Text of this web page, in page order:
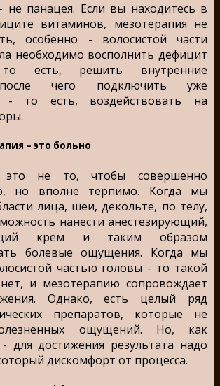
не панацея. Если вы находитесь в
витаминов, мезотерапия не
особенно - волосистой части
необходимо восполнить дефицит
есть, решить внутренние
чего подключить уже
- то есть, воздействовать на
– это больно
это не то, чтобы совершенно
но вполне терпимо. Когда мы
лица, шеи, декольте, по телу,
нанести анестезирующий,
крем и таким образом
болевые ощущения. Когда мы
частью головы - то такой
и мезотерапию сопровождает
Однако, есть целый ряд
препаратов, которые не
ощущений. Но, как
для достижения результата надо
дискомфорт от процесса.